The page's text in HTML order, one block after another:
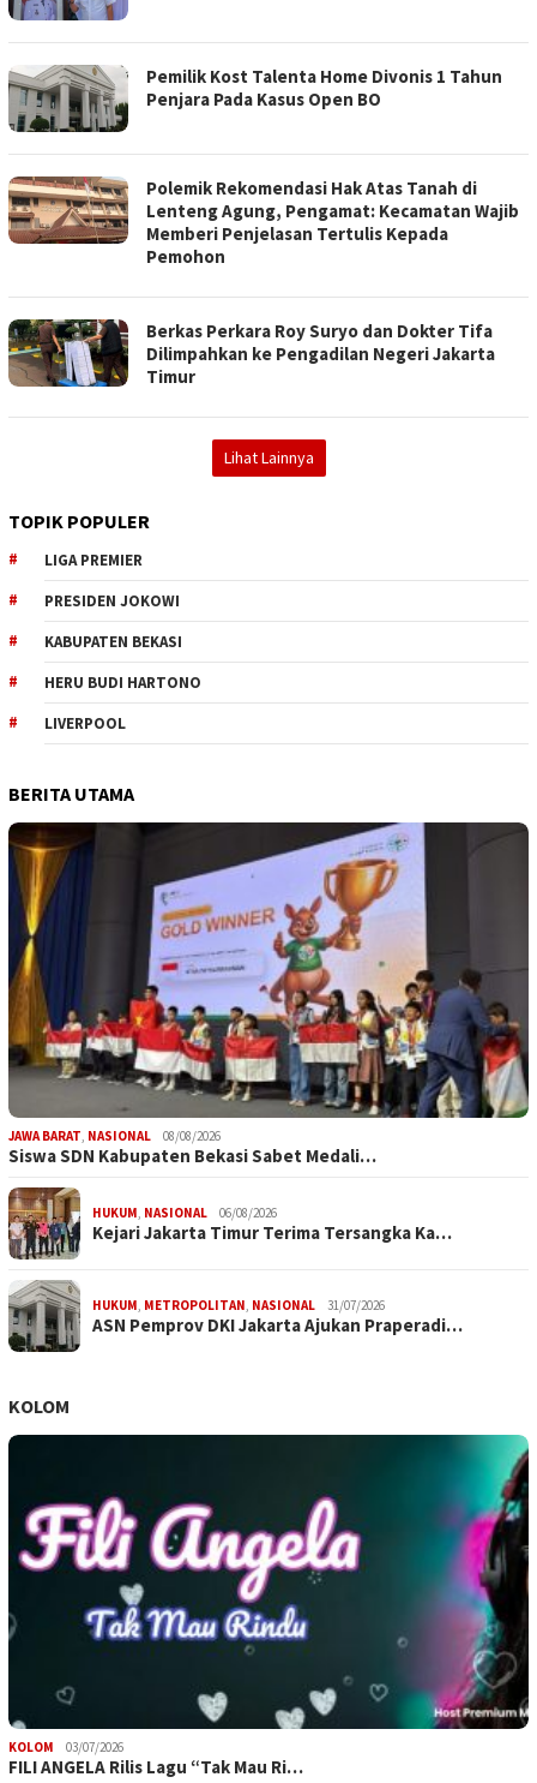
Pemilik Kost Talenta Home Divonis 1 Tahun
Penjara Pada Kasus Open BO
Polemik Rekomendasi Hak Atas Tanah di
Lenteng Agung, Pengamat: Kecamatan Wajib
Memberi Penjelasan Tertulis Kepada
Pemohon
Berkas Perkara Roy Suryo dan Dokter Tifa
Dilimpahkan ke Pengadilan Negeri Jakarta
Timur
Lihat Lainnya
TOPIK POPULER
LIGA PREMIER
PRESIDEN JOKOWI
KABUPATEN BEKASI
HERU BUDI HARTONO
LIVERPOOL
BERITA UTAMA
JAWA BARAT NASIONAL 08/08/2026
Siswa SDN Kabupaten Bekasi Sabet Medali…
HUKUM NASIONAL 06/08/2026
Kejari Jakarta Timur Terima Tersangka Ka…
HUKUM METROPOLITAN NASIONAL 31/07/2026
ASN Pemprov DKI Jakarta Ajukan Praperadi…
KOLOM
KOLOM 03/07/2026
FILI ANGELA Rilis Lagu “Tak Mau Ri…